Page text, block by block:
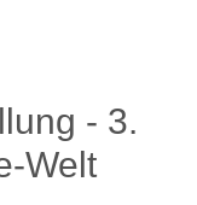
- 3.
Welt